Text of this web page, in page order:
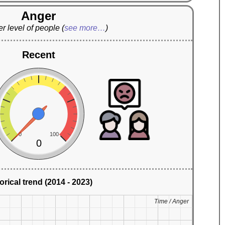
Anger
level of people(see more…)
Recent
0 100
0
trend (2014 - 2023)
Time / Anger
Time / Anger